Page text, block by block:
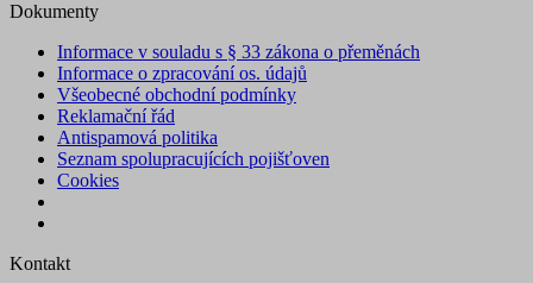
Dokumenty
Informace v souladu s § 33 zákona o přeměnách
Informace o zpracování os. údajů
Všeobecné obchodní podmínky
Reklamační řád
Antispamová politika
Seznam spolupracujících pojišťoven
Cookies
Kontakt